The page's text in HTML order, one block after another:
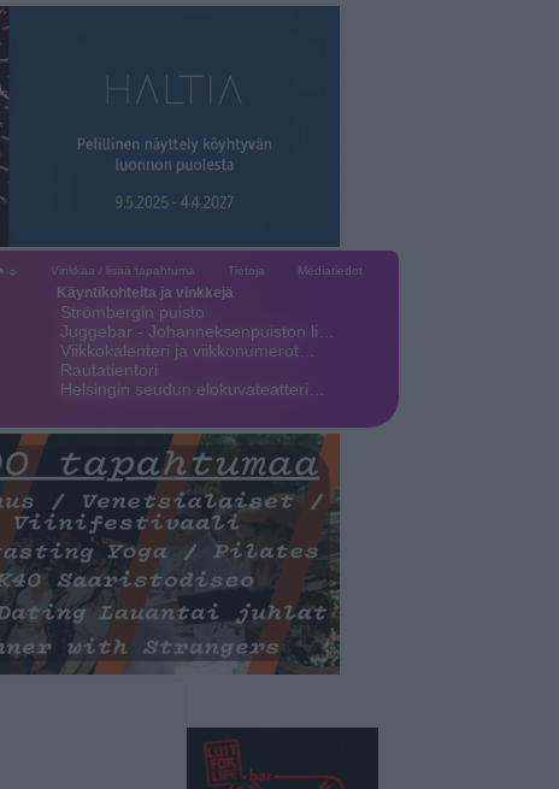
☼ Vinkkaa / lisää tapahtuma Tietoja Mediatiedot
Käyntikohteita ja vinkkejä
Strömbergin puisto
Juggebar - Johanneksenpuiston li…
Viikkokalenteri ja viikkonumerot…
Rautatientori
Helsingin seudun elokuvateatteri…